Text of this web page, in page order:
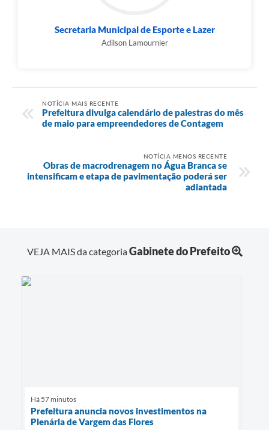
Secretaria Municipal de Esporte e Lazer
Adilson Lamournier
NOTÍCIA MAIS RECENTE
Prefeitura divulga calendário de palestras do mês
de maio para empreendedores de Contagem
NOTÍCIA MENOS RECENTE
Obras de macrodrenagem no Água Branca se
intensificam e etapa de pavimentação poderá ser
adiantada
VEJA MAIS da categoriaGabinete do Prefeito
Há 57 minutos
Prefeitura anuncia novos investimentos na
Plenária de Vargem das Flores